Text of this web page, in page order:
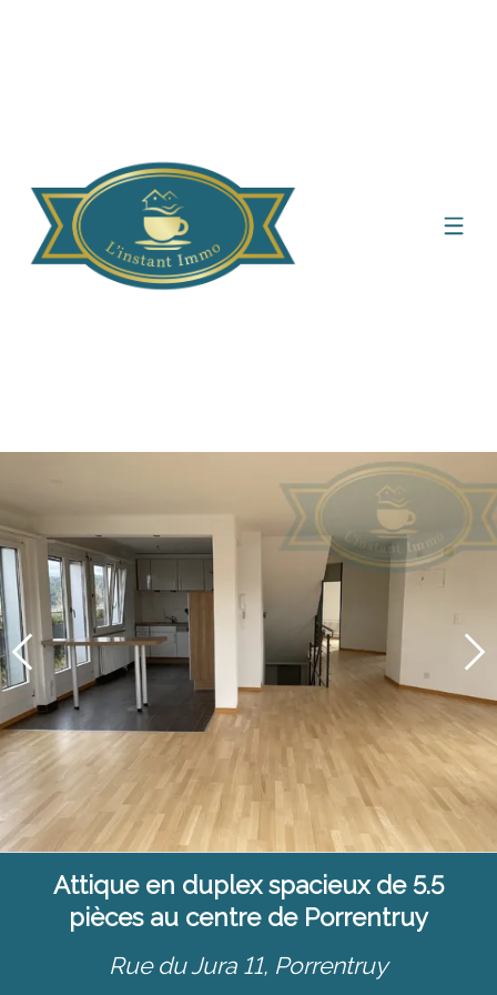
Attique en duplex spacieux de 5.5
pièces au centre de Porrentruy
Rue du Jura 11, Porrentruy